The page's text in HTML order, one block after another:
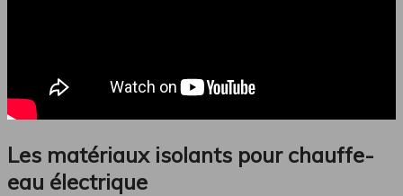
Les matériaux isolants pour chauffe-
eau électrique